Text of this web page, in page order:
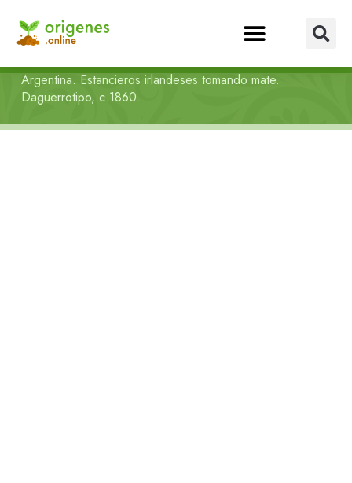
Argentina. Estancieros irlandeses tomando mate.
Daguerrotipo, c.1860.